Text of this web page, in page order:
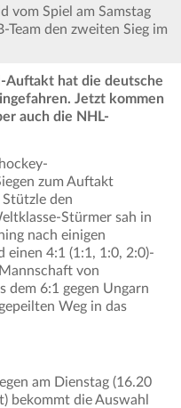
vom Spiel am Samstag
Team den zweiten Sieg im
Auftakt hat die deutsche
Jetzt kommen
auch die NHL-
zum Auftakt
den
Stürmer sah in
nach einigen
einen 4:1 (1:1, 1:0, 2:0)-
von
dem 6:1 gegen Ungarn
Weg in das
am Dienstag (16.20
bekommt die Auswahl